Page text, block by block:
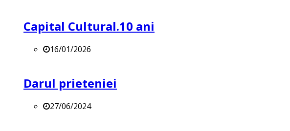
Capital Cultural.10 ani
16/01/2026
Darul prieteniei
27/06/2024